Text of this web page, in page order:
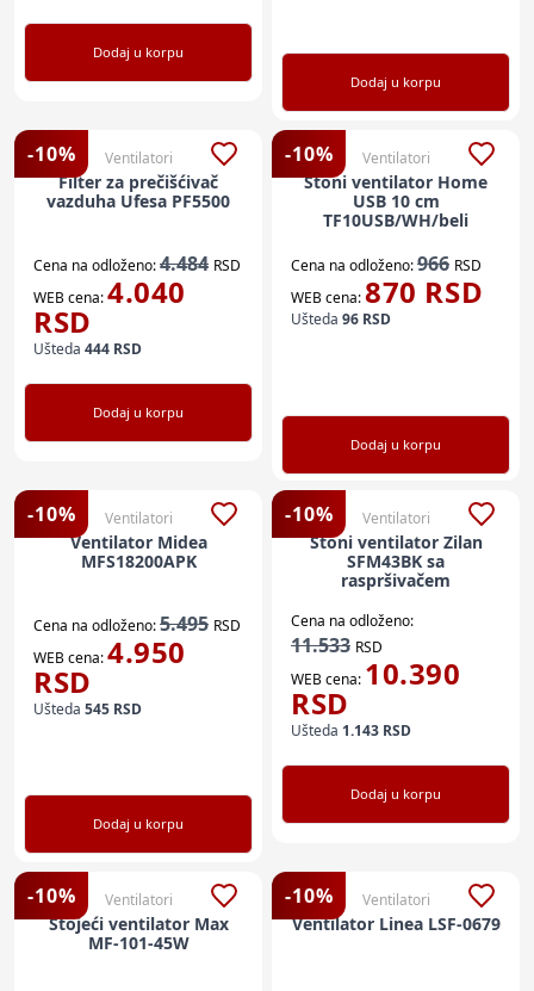
Dodaj u korpu
Dodaj u korpu
-10% Ventilatori
Filter za prečišćivač
vazduha Ufesa PF5500
Cena na odloženo:4.484 RSD
WEB cena:4.040
RSD
Ušteda 444 RSD
Dodaj u korpu
-10% Ventilatori
Stoni ventilator Home
USB 10 cm
TF10USB/WH/beli
Cena na odloženo:966 RSD
WEB cena:870 RSD
Ušteda 96 RSD
Dodaj u korpu
-10% Ventilatori
Ventilator Midea
MFS18200APK
Cena na odloženo:5.495 RSD
WEB cena:4.950
RSD
Ušteda 545 RSD
Dodaj u korpu
-10% Ventilatori
Stoni ventilator Zilan
SFM43BK sa
raspršivačem
Cena na odloženo:
11.533 RSD
WEB cena: 10.390
RSD
Ušteda 1.143 RSD
Dodaj u korpu
-10% Ventilatori
Stojeći ventilator Max
MF-101-45W
-10% Ventilatori
Ventilator Linea LSF-0679